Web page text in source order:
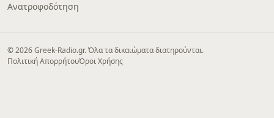
Ανατροφοδότηση
© 2026 Greek-Radio.gr. Όλα τα δικαιώματα διατηρούνται.
Πολιτική ΑπορρήτουΌροι Χρήσης